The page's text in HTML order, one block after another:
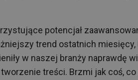
potencjał
trend ostatnich
w naszej branży naprawdę
treści. Brzmi jak coś,